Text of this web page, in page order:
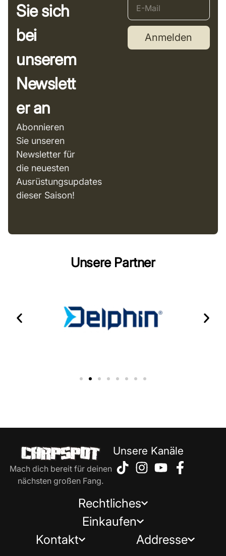
Sie sich
bei
unserem
Newslett
er an
Abonnieren
Sie unseren
Newsletter für
die neuesten
Ausrüstungsupdates
dieser Saison!
Anmelden
Unsere Partner
Mach dich bereit für deinen
nächsten großen Fang.
Unsere Kanäle
Rechtliches
Einkaufen
Kontakt
Addresse